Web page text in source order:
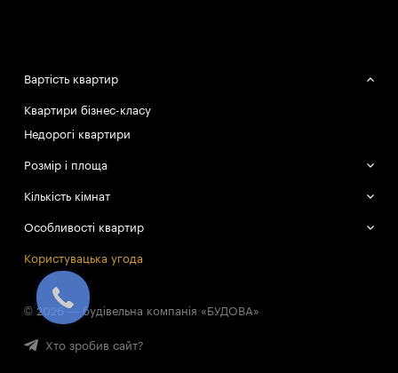
Вартість квартир
Квартири бізнес-класу
Недорогі квартири
Розмір і площа
Великі квартири
Маленькі квартири
Кількість кімнат
Однокімнатні квартири
Трикімнатні квартири
Особливості квартир
Смарт-квартири
Користувацька угода
© 2026 — будівельна компанія «БУДОВА»
Хто зробив сайт?